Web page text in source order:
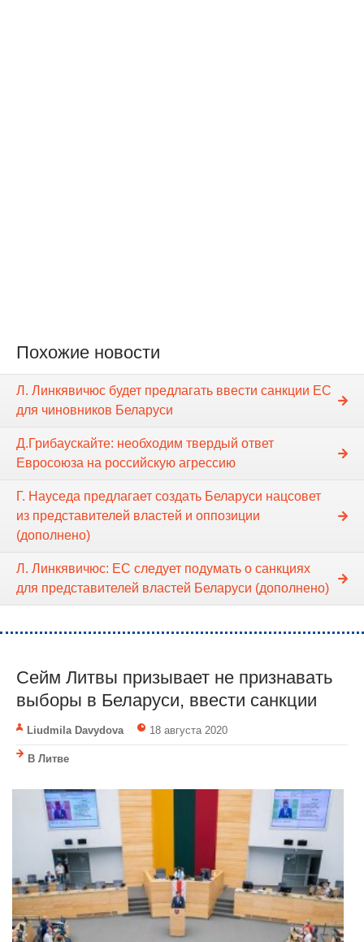
Похожие новости
Л. Линкявичюс будет предлагать ввести санкции ЕС
для чиновников Беларуси
Д.Грибаускайте: необходим твердый ответ
Евросоюза на российскую агрессию
Г. Науседа предлагает создать Беларуси нацсовет
из представителей властей и оппозиции
(дополнено)
Л. Линкявичюс: ЕС следует подумать о санкциях
для представителей властей Беларуси (дополнено)
Сейм Литвы призывает не признавать
выборы в Беларуси, ввести санкции
Liudmila Davydova 18 августа 2020
В Литве